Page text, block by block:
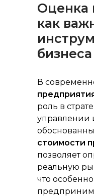
Оценка
как
бизнеса
В
роль в
управлении
стоимости
позволяет
реальную
что
сообщение